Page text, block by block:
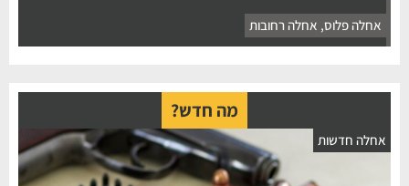
אחלה פלוס ,אחלה רחובות
מה חדש?
חדשות